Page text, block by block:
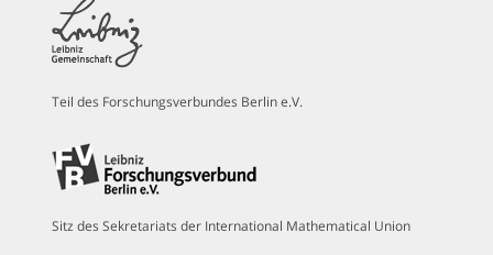
Teil des Forschungsverbundes Berlin e.V.
Sitz des Sekretariats der International Mathematical Union